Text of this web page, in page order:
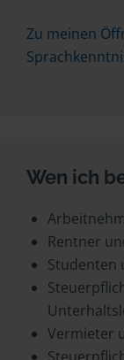
Zu meinen
Wen ich
Rentner
Studenten
Vermieter